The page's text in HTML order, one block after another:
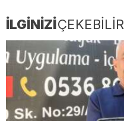
İLGİNİZİÇEKEBİLİR